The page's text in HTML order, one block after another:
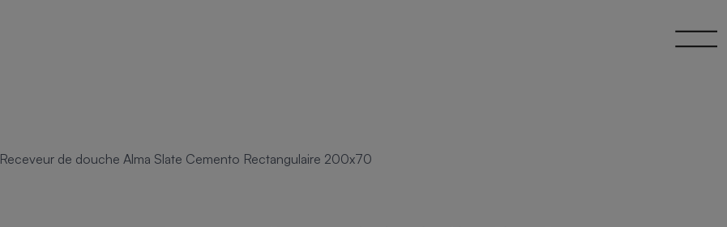
Receveur de douche Alma Slate Cemento Rectangulaire 200x70